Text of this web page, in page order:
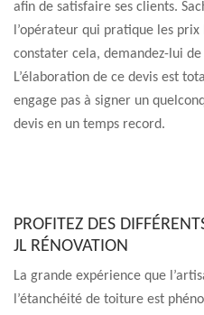
afin de satisfaire ses clients.
l’opérateur qui pratique les
constater cela, demandez-lui
L’élaboration de ce devis est
engage pas à signer un
devis en un temps record.
PROFITEZ DES
JL RÉNOVATION
La grande expérience que
l’étanchéité de toiture est